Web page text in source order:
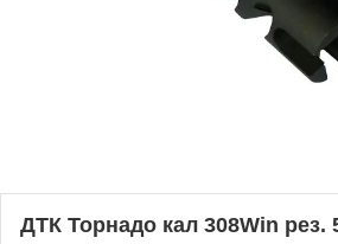
ДТК Торнадо кал 308Win рез.